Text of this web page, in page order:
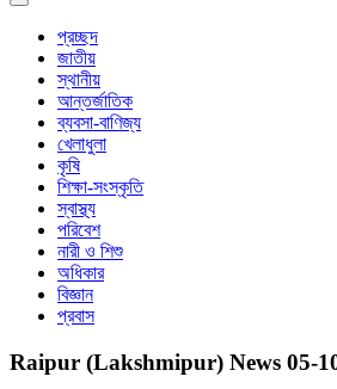
Toggle
navigation
প্রচ্ছদ
জাতীয়
স্থানীয়
আন্তর্জাতিক
ব্যবসা-বাণিজ্য
খেলাধুলা
কৃষি
শিক্ষা-সংস্কৃতি
স্বাস্থ্য
পরিবেশ
নারী ও শিশু
অধিকার
বিজ্ঞান
প্রবাস
Raipur (Lakshmipur) News 05-